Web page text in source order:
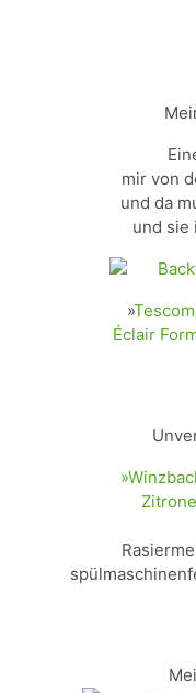
mir von
und da
und sie
»
Éclair